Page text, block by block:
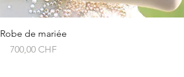
Robe de mariée
Prix
700,00 CHF